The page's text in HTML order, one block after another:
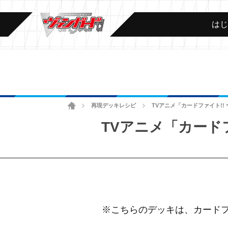
は
ホーム再現デッキレシピ TVアニメ「カードファイト
TVアニメ「カー
※こちらのデッキは、カード